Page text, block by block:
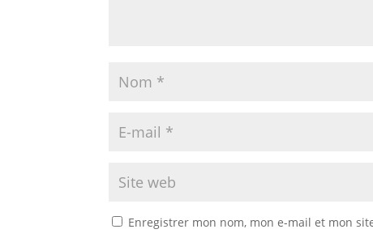
Enregistrer mon nom, mon e-mail et mon